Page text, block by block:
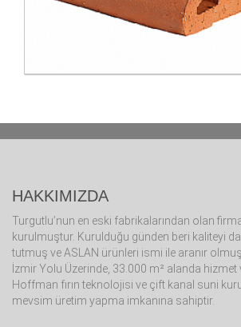
HAKKIMIZDA
Turgutlu’nun en eski fabrikalarından olan
kurulmuştur. Kurulduğu günden beri kaliteyi
tutmuş ve ASLAN ürünleri ismi ile aranır
İzmir Yolu Üzerinde, 33.000 m² alanda hizmet
Hoffman fırın teknolojisi ve çift kanal suni
mevsim üretim yapma imkanına sahiptir.